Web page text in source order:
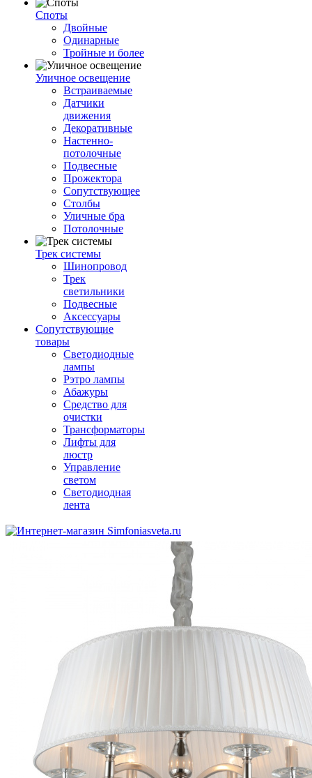
Споты
Двойные
Одинарные
Тройные и более
Уличное освещение
Встраиваемые
Датчики
движения
Декоративные
Настенно-
потолочные
Подвесные
Прожектора
Сопутствующее
Столбы
Уличные бра
Потолочные
Трек системы
Шинопровод
Трек
светильники
Подвесные
Аксессуары
Сопутствующие
товары
Светодиодные
лампы
Рэтро лампы
Абажуры
Средство для
очистки
Трансформаторы
Лифты для
люстр
Управление
светом
Светодиодная
лента